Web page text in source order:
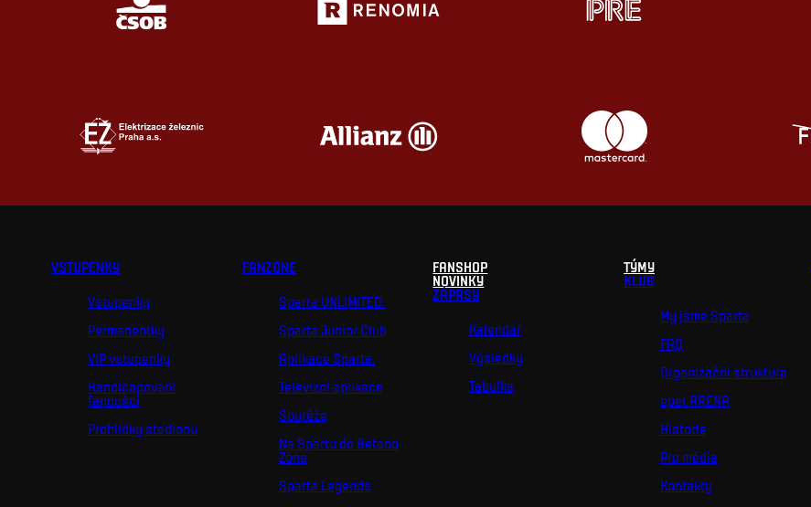
VSTUPENKY
Vstupenky
Permanentky
VIP vstupenky
Handicapovaní
fanoušci
Prohlídky stadionu
FANZONE
Sparta UNLIMITED.
Sparta Junior Club
Aplikace Sparta.
Televizní aplikace
Soutěže
Na Spartu do Betano
Zone
Sparta Legends
FANSHOP
NOVINKY
ZÁPASY
Kalendář
Výsledky
Tabulka
TÝMY
KLUB
My jsme Sparta
FAQ
Organizační struktura
epet ARENA
Historie
Pro média
Kontakty